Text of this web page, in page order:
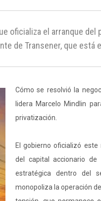
oficializa el arranque del
de Transener, que está
Cómo se resolvió la
lidera Marcelo Mindlin
privatización.
El gobierno oficializó
del capital accionario de
estratégica dentro del
monopoliza la operación